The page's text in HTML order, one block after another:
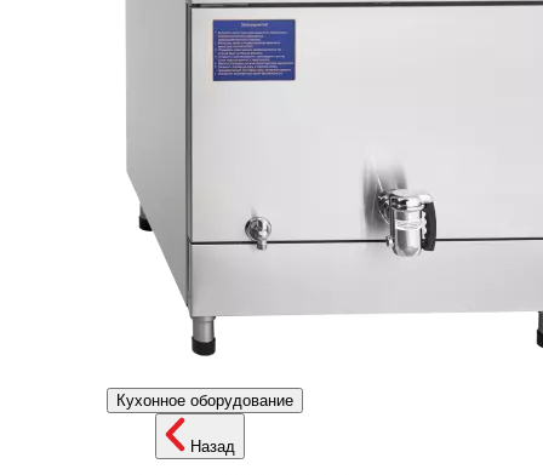
Кухонное оборудование
Назад